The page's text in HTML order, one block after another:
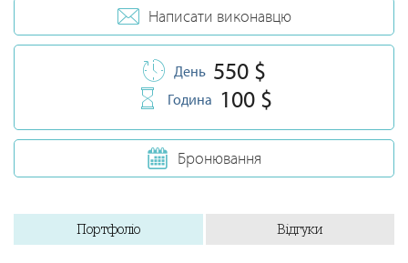
Написати виконавцю
День 550 $
Година 100 $
Бронювання
Портфоліо Відгуки